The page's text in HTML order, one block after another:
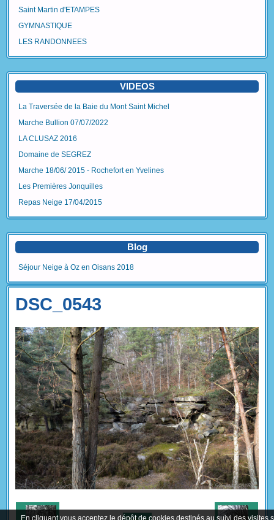
Saint Martin d'ETAMPES
GYMNASTIQUE
LES RANDONNEES
VIDEOS
La Traversée de la Baie du Mont Saint Michel
Marche Bullion 07/07/2022
LA CLUSAZ 2016
Domaine de SEGREZ
Marche 18/06/ 2015 - Rochefort en Yvelines
Les Premières Jonquilles
Repas Neige 17/04/2015
Blog
Séjour Neige à Oz en Oisans 2018
DSC_0543
En cliquant vous acceptez le dépôt de cookies destinés au suivi des visites